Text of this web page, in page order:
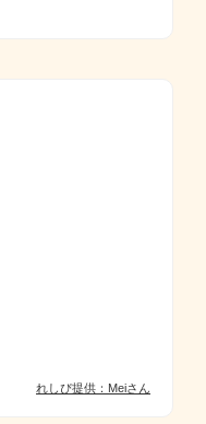
れしぴ提供：Meiさん